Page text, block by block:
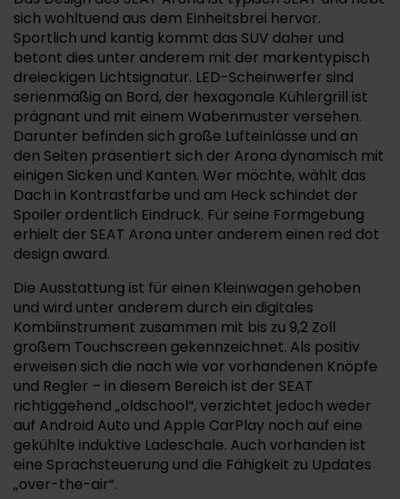
sich wohltuend aus dem Einheitsbrei hervor.
Sportlich und kantig kommt das SUV daher und
betont dies unter anderem mit der markentypisch
dreieckigen Lichtsignatur. LED-Scheinwerfer sind
serienmäßig an Bord, der hexagonale Kühlergrill ist
prägnant und mit einem Wabenmuster versehen.
Darunter befinden sich große Lufteinlässe und an
den Seiten präsentiert sich der Arona dynamisch mit
einigen Sicken und Kanten. Wer möchte, wählt das
Dach in Kontrastfarbe und am Heck schindet der
Spoiler ordentlich Eindruck. Für seine Formgebung
erhielt der SEAT Arona unter anderem einen red dot
design award.
Die Ausstattung ist für einen Kleinwagen gehoben
und wird unter anderem durch ein digitales
Kombiinstrument zusammen mit bis zu 9,2 Zoll
großem Touchscreen gekennzeichnet. Als positiv
erweisen sich die nach wie vor vorhandenen Knöpfe
und Regler – in diesem Bereich ist der SEAT
richtiggehend „oldschool“, verzichtet jedoch weder
auf Android Auto und Apple CarPlay noch auf eine
gekühlte induktive Ladeschale. Auch vorhanden ist
eine Sprachsteuerung und die Fähigkeit zu Updates
„over-the-air“.